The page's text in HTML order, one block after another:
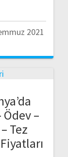
2021
–
Tez